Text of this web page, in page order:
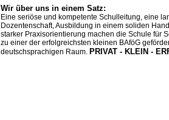
Wir über uns in einem Satz:
Eine seriöse und kompetente Schulleitung, eine
Dozentenschaft, Ausbildung in einem soliden
starker Praxisorientierung machen die Schule für
zu einer der erfolgreichsten kleinen BAföG
deutschsprachigen Raum. PRIVAT - KLEIN -